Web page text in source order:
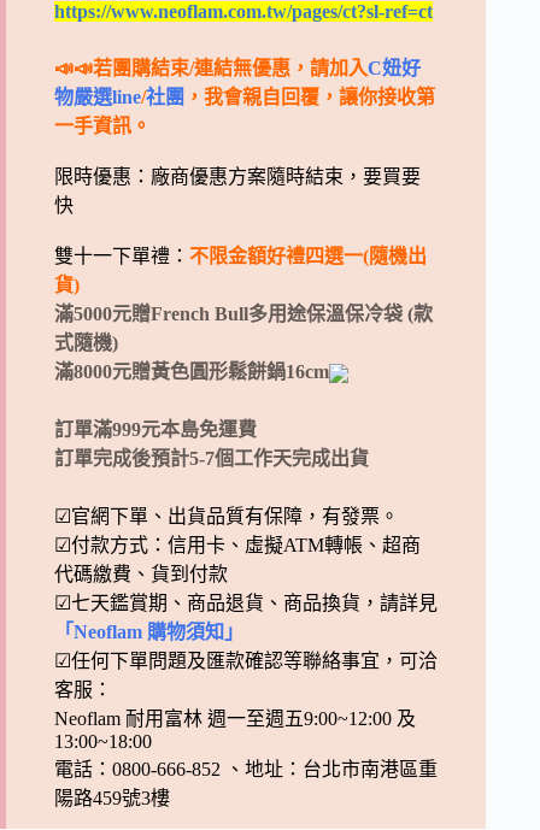
https://www.neoflam.com.tw/pages/ct?sl-ref=ct
📣📣若團購結束/連結無優惠，請加入C妞好
物嚴選line/社團 ，我會親自回覆，讓你接收第
一手資訊。
限時優惠：廠商優惠方案隨時結束，要買要
快
雙十一下單禮： 不限金額好禮四選一(隨機出
貨)
滿5000元贈French Bull多用途保溫保冷袋 (款
式隨機)
滿8000元贈黃色圓形鬆餅鍋16cm
訂單滿999元本島免運費
訂單完成後預計5-7個工作天完成出貨
☑官網下單、出貨品質有保障，有發票。
☑付款方式：信用卡、虛擬ATM轉帳、超商
代碼繳費、貨到付款
☑七天鑑賞期、商品退貨、商品換貨，請詳見
「Neoflam 購物須知」
☑任何下單問題及匯款確認等聯絡事宜，可洽
客服：
Neoflam 耐用富林 週一至週五9:00~12:00 及
13:00~18:00
電話：0800-666-852 、地址：台北市南港區重
陽路459號3樓